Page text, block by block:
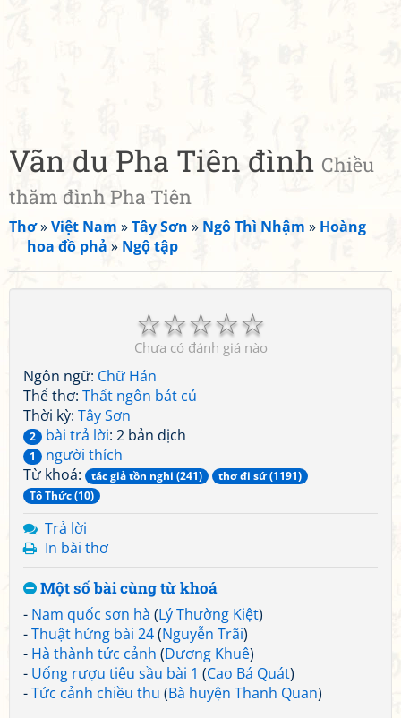
Vãn du Pha Tiên đình Chiều
thăm đình Pha Tiên
Thơ»Việt Nam »Tây Sơn » Ngô Thì Nhậm » Hoàng
hoa đồ phả » Ngộ tập
☆
☆
☆
☆
☆
Chưa có đánh giá nào
Ngôn ngữ: Chữ Hán
Thể thơ: Thất ngôn bát cú
Thời kỳ: Tây Sơn
2 bài trả lời: 2 bản dịch
1
người thích
Từ khoá:
tác giả tồn nghi (241)
thơ đi sứ (1191)
Tô Thức (10)
Trả lời
In bài thơ
Một số bài cùng từ khoá
- Nam quốc sơn hà (Lý Thường Kiệt)
-Thuật hứng bài 24(Nguyễn Trãi)
- Hà thành tức cảnh (Dương Khuê)
- Uống rượu tiêu sầu bài 1 (Cao Bá Quát)
-Tức cảnh chiều thu (Bà huyện Thanh Quan)